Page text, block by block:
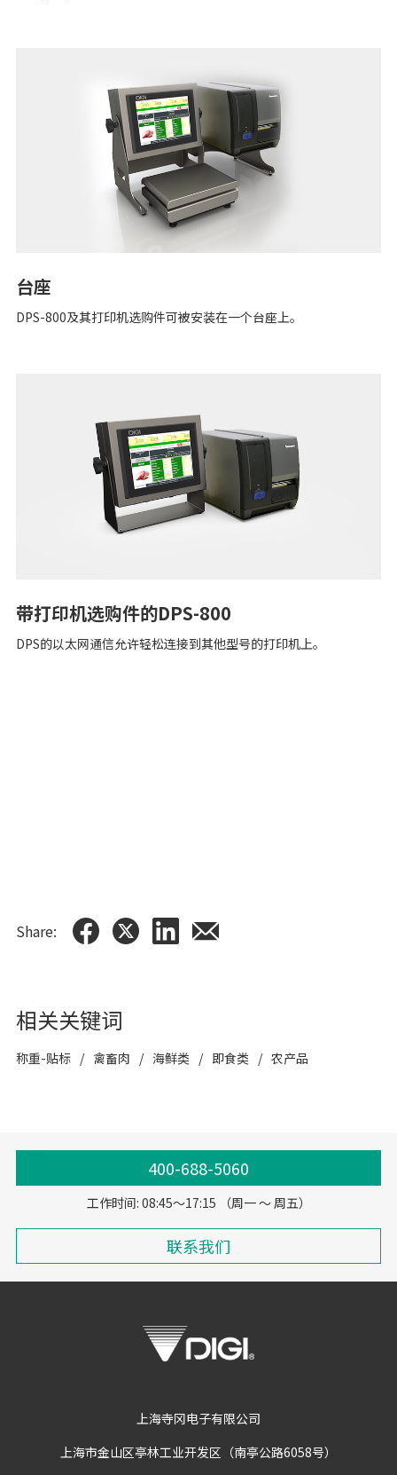
台座
DPS-800及其打印机选购件可被安装在一个台座上。
带打印机选购件的DPS-800
DPS的以太网通信允许轻松连接到其他型号的打印机上。
是的，DPS-800有一个供连接网络的RJ45插口。
Share:
相关关键词
称重-贴标 禽畜肉 海鲜类 即食类 农产品
400-688-5060
工作时间: 08:45～17:15 （周一 ～ 周五）
联系我们
上海寺冈电子有限公司
上海市金山区亭林工业开发区（南亭公路6058号）